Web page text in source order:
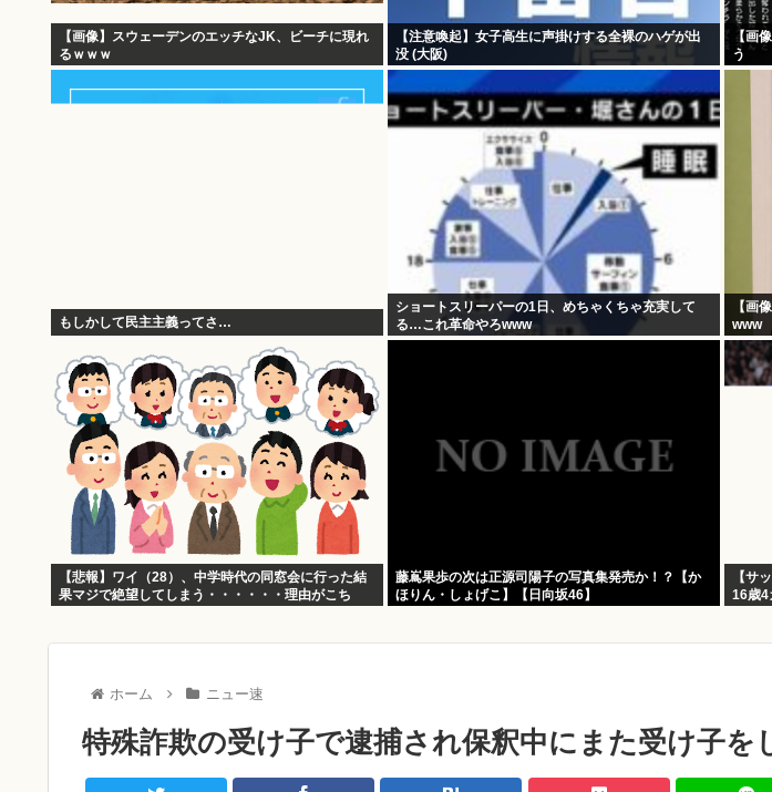
【画像】スウェーデンのエッチなJK、ビーチに現れ
るｗｗｗ
【注意喚起】女子高生に声掛けする全裸のハゲが出
没 (大阪)
【画
う
もしかして民主主義ってさ…
ショートスリーパーの1日、めちゃくちゃ充実して
る…これ革命やろwww
【画
www
【悲報】ワイ（28）、中学時代の同窓会に行った結
果マジで絶望してしまう・・・・・・理由がこち
藤嶌果歩の次は正源司陽子の写真集発売か！？【か
ほりん・しょげこ】【日向坂46】
【サ
16歳4
ホーム ニュー速
特殊詐欺の受け子で逮捕され保釈中にまた受け子を